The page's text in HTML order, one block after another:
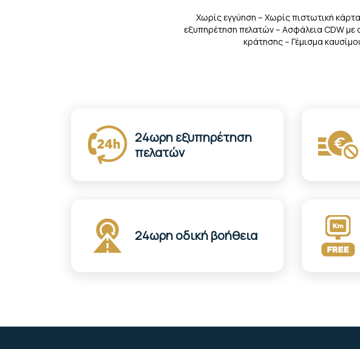
Χωρίς εγγύηση – Χωρίς πιστωτική
εξυπηρέτηση πελατών – Ασφάλεια CDW
κράτησης – Γέμισμα
24ωρη εξυπηρέτηση
πελατών
24ωρη οδική βοήθεια